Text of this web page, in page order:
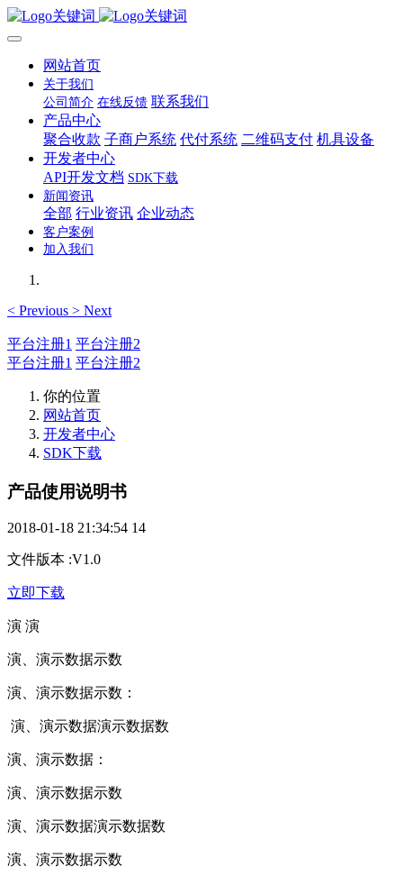
网站首页
关于我们
公司简介 在线反馈 联系我们
产品中心
聚合收款 子商户系统 代付系统 二维码支付 机具设备
开发者中心
API开发文档 SDK下载
新闻资讯
全部 行业资讯 企业动态
客户案例
加入我们
< Previous > Next
平台注册1 平台注册2
平台注册1 平台注册2
你的位置
网站首页
开发者中心
SDK下载
产品使用说明书
2018-01-18 21:34:54 14
文件版本 :V1.0
立即下载
演 演
演、演示数据示数
演、演示数据示数：
演、演示数据演示数据数
演、演示数据：
演、演示数据示数
演、演示数据演示数据数
演、演示数据示数